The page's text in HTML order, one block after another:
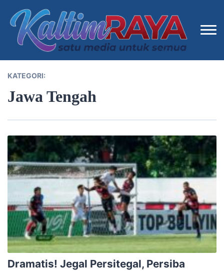
KATEGORI:
Jawa Tengah
Dramatis! Jegal Persitegal, Persiba